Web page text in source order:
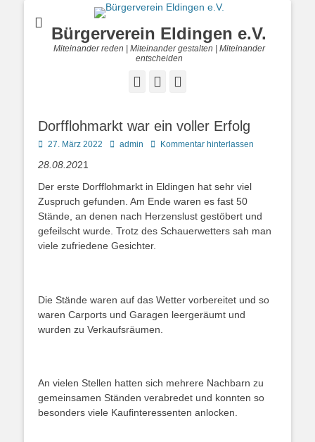
Bürgerverein Eldingen e.V.
Miteinander reden | Miteinander gestalten | Miteinander
entscheiden
Facebook
Dorfflohmarkt war ein voller Erfolg
Posted
27. März 2022 Autoradmin Kommentar hinterlassen
28.08.2021
Der erste Dorfflohmarkt in Eldingen hat sehr viel
Zuspruch gefunden. Am Ende waren es fast 50
Stände, an denen nach Herzenslust gestöbert und
gefeilscht wurde. Trotz des Schauerwetters sah man
viele zufriedene Gesichter.
Die Stände waren auf das Wetter vorbereitet und so
waren Carports und Garagen leergeräumt und
wurden zu Verkaufsräumen.
An vielen Stellen hatten sich mehrere Nachbarn zu
gemeinsamen Ständen verabredet und konnten so
besonders viele Kaufinteressenten anlocken.